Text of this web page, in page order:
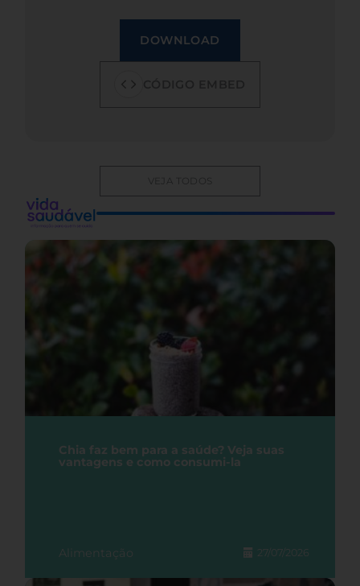
DOWNLOAD
VEJA TODOS
Chia faz bem para a saúde? Veja suas
vantagens e como consumi-la
Alimentação 27/07/2026